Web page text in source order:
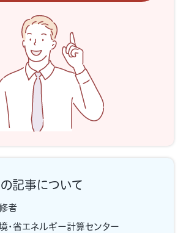
記事について
者
・省エネルギー計算センター